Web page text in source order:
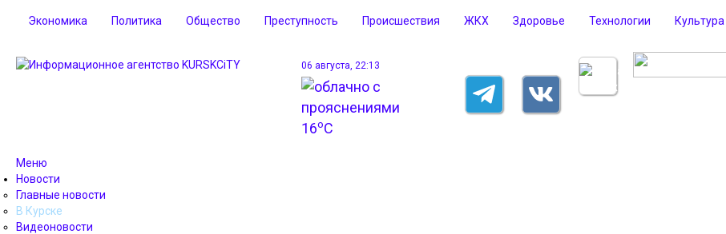
Экономика Политика Общество Преступность Происшествия ЖКХ Здоровье Технологии Культура
06 августа, 22:13
16oC
Меню
Новости
Главные новости
В Курске
Видеоновости